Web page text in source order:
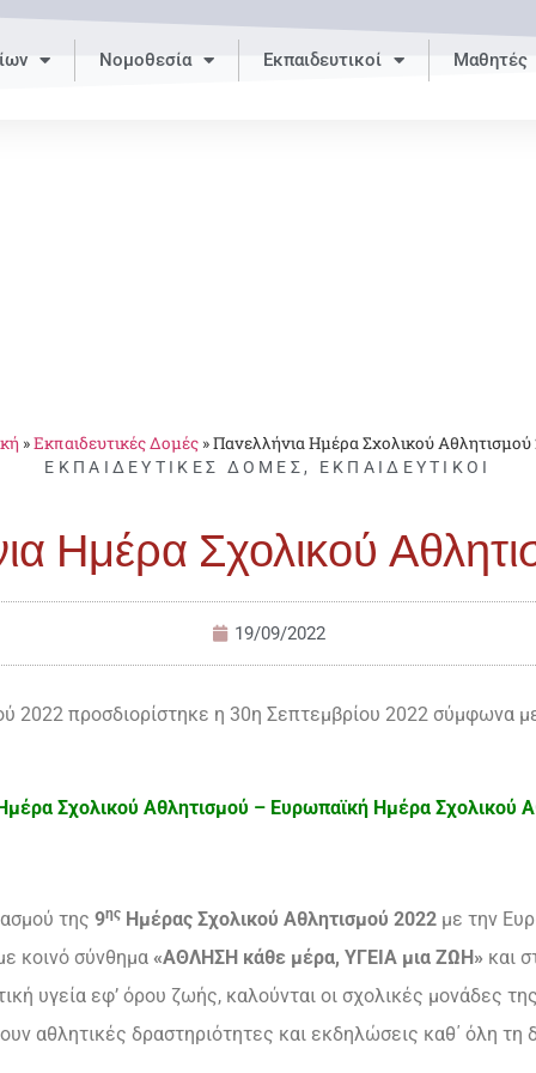
Νομοθεσία Εκπαιδευτικοί Μαθητές
»Εκπαιδευτικές Δομές»Πανελλήνια Ημέρα Σχολικού Αθλητισμού
ΕΚΠΑΙΔΕΥΤΙΚΈΣ ΔΟΜΈΣ , ΕΚΠΑΙΔΕΥΤΙΚΟΊ
Ημέρα Σχολικού
19/09/2022
2022 προσδιορίστηκε η 30η Σεπτεμβρίου 2022 σύμφωνα
Σχολικού Αθλητισμού – Ευρωπαϊκή Ημέρα Σχολικού
της 9ης Ημέρας Σχολικού Αθλητισμού 2022 με την
κοινό σύνθημα «ΑΘΛΗΣΗ κάθε μέρα, ΥΓΕΙΑ μια ΖΩΗ» και
υγεία εφ’ όρου ζωής, καλούνται οι σχολικές μονάδες
αθλητικές δραστηριότητες και εκδηλώσεις καθ΄ όλη τη